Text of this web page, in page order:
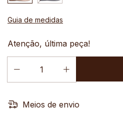
Guia de medidas
Atenção, última peça!
Meios de envio